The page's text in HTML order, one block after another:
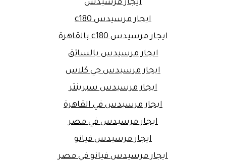
ايجار مرسيدس
ايجار مرسيدس c180
ايجار مرسيدس c180 بالقاهرة
ايجار مرسيدس بالسائق
ايجار مرسيدس جي كلاس
ايجار مرسيدس سبرينتر
ايجار مرسيدس في القاهرة
ايجار مرسيدس في مصر
ايجار مرسيدس فيانو
ايجار مرسيدس فيانو في مصر